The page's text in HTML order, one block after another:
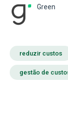
Green
reduzir custos
gestão de